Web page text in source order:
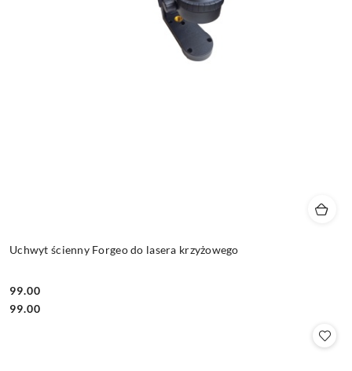
Uchwyt ścienny Forgeo do lasera krzyżowego
Cena:
99.00
Cena:
99.00